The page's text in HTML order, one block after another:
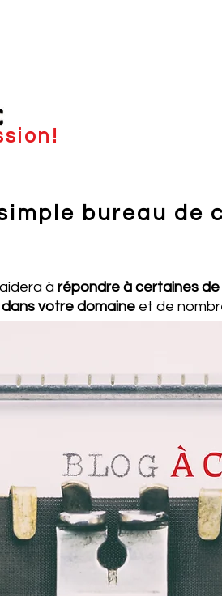
bureau de
à répondre à certaines
votre domaine et de